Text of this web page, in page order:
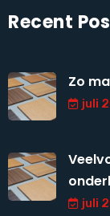
Recent
Zo
juli
juli